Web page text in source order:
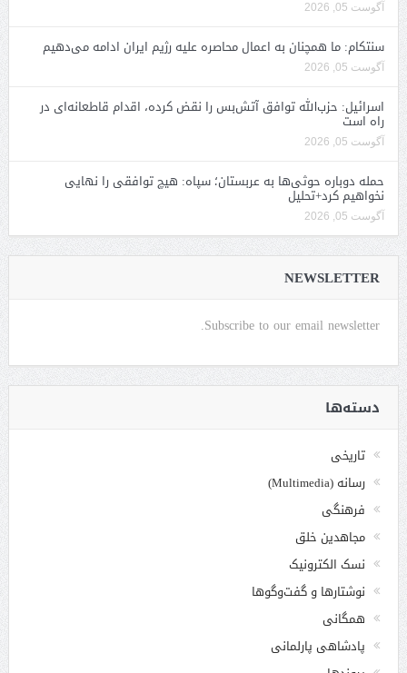
آگوست 05, 2026
سنتکام: ما همچنان به اعمال محاصره علیه رژیم ایران ادامه می‌دهیم
آگوست 05, 2026
اسرائیل: حزب‌الله توافق آتش‌بس را نقض کرده، اقدام قاطعانه‌ای در
راه است
آگوست 05, 2026
حمله دوباره حوثی‌ها به عربستان؛ سپاه: هیچ توافقی را نهایی
نخواهیم کرد+تحلیل
آگوست 05, 2026
NEWSLETTER
Subscribe to our email newsletter.
دسته‌ها
تاریخی
رسانه (Multimedia)
فرهنگی
مجاهدین خلق
نسک الکترونیک
نوشتارها و گفت‌وگوها
همگانی
پادشاهی پارلمانی